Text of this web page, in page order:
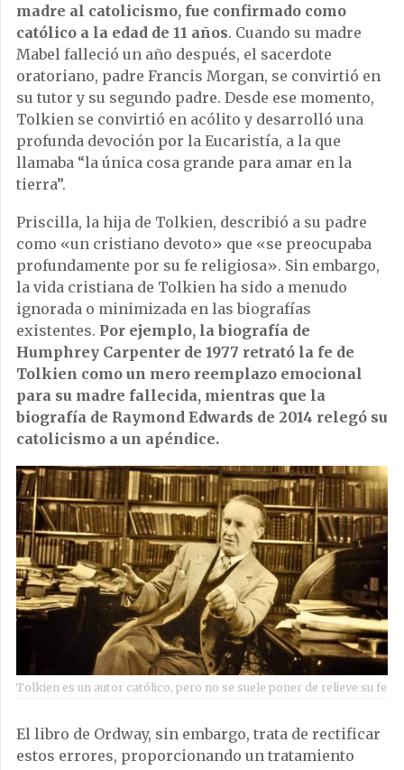
madre al catolicismo, fue confirmado como
católico a la edad de 11 años. Cuando su madre
Mabel falleció un año después, el sacerdote
oratoriano, padre Francis Morgan, se convirtió en
su tutor y su segundo padre. Desde ese momento,
Tolkien se convirtió en acólito y desarrolló una
profunda devoción por la Eucaristía, a la que
llamaba “la única cosa grande para amar en la
tierra”.
Priscilla, la hija de Tolkien, describió a su padre
como «un cristiano devoto» que «se preocupaba
profundamente por su fe religiosa». Sin embargo,
la vida cristiana de Tolkien ha sido a menudo
ignorada o minimizada en las biografías
existentes. Por ejemplo, la biografía de
Humphrey Carpenter de 1977 retrató la fe de
Tolkien como un mero reemplazo emocional
para su madre fallecida, mientras que la
biografía de Raymond Edwards de 2014 relegó su
catolicismo a un apéndice.
Tolkien es un autor católico, pero no se suele poner de relieve su fe
El libro de Ordway, sin embargo, trata de rectificar
estos errores, proporcionando un tratamiento